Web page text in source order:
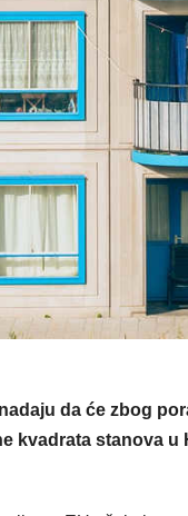
da će zbog
kvadrata stanova